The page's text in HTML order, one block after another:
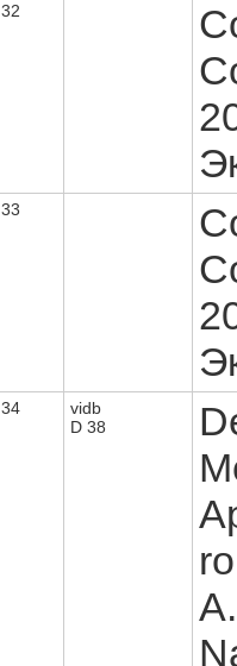
32
33
34
vidb
D 38